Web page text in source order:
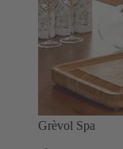
Grèvol Spa